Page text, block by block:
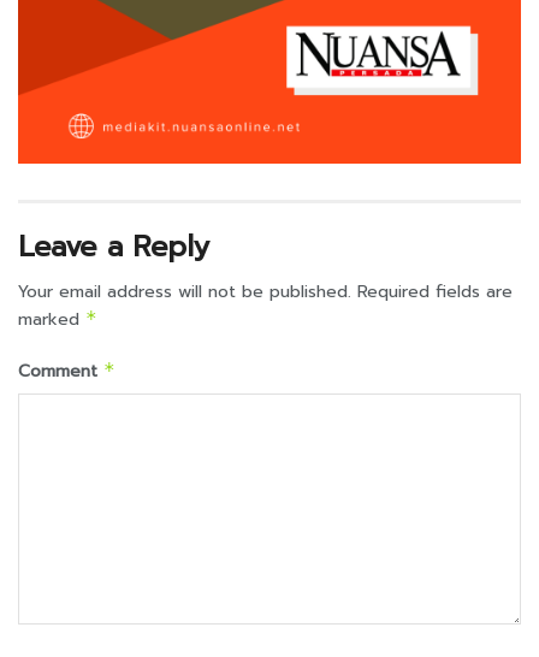
Leave a Reply
Your email address will not be published. Required fields are
marked *
Comment *